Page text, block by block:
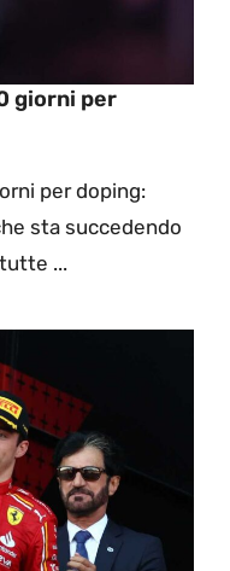
giorni per
per doping:
sta succedendo
...